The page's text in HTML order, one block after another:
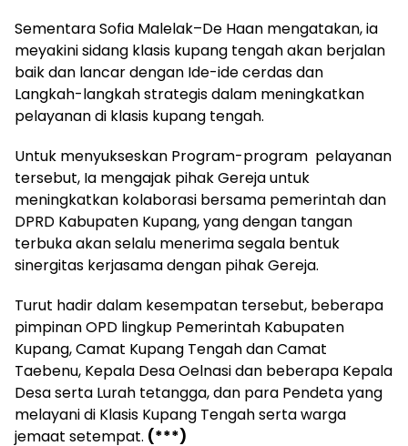
Sementara Sofia Malelak–De Haan mengatakan, ia
meyakini sidang klasis kupang tengah akan berjalan
baik dan lancar dengan Ide-ide cerdas dan
Langkah-langkah strategis dalam meningkatkan
pelayanan di klasis kupang tengah.
Untuk menyukseskan Program-program pelayanan
tersebut, Ia mengajak pihak Gereja untuk
meningkatkan kolaborasi bersama pemerintah dan
DPRD Kabupaten Kupang, yang dengan tangan
terbuka akan selalu menerima segala bentuk
sinergitas kerjasama dengan pihak Gereja.
Turut hadir dalam kesempatan tersebut, beberapa
pimpinan OPD lingkup Pemerintah Kabupaten
Kupang, Camat Kupang Tengah dan Camat
Taebenu, Kepala Desa Oelnasi dan beberapa Kepala
Desa serta Lurah tetangga, dan para Pendeta yang
melayani di Klasis Kupang Tengah serta warga
jemaat setempat. (***)